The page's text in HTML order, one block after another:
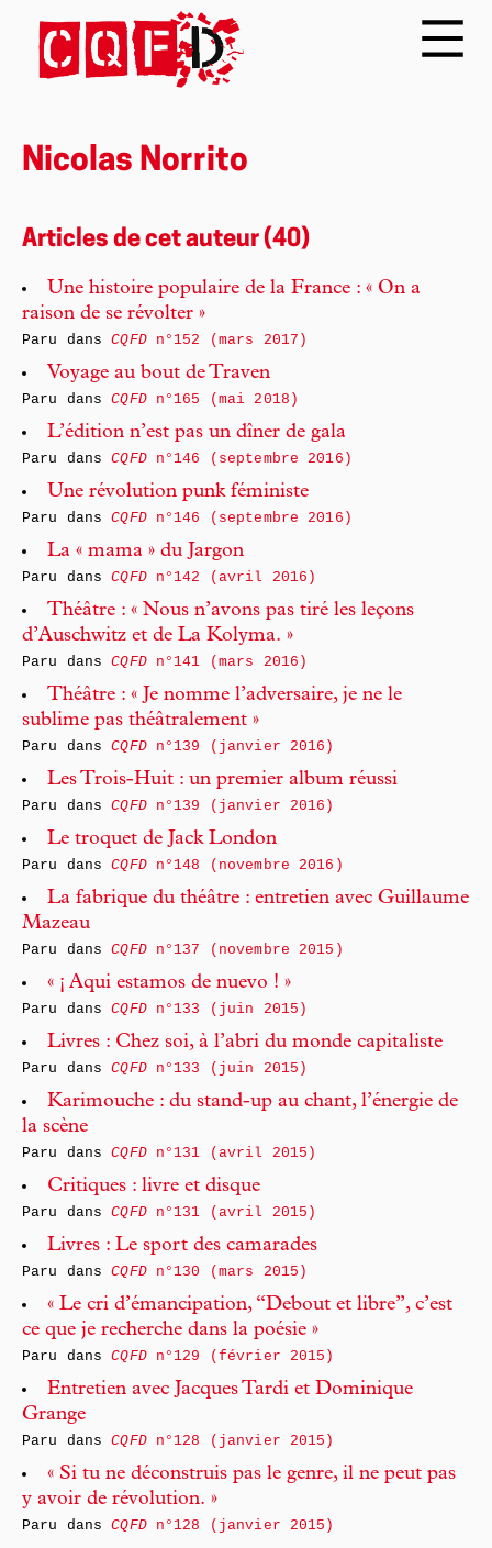
Nicolas Norrito
Articles de cet auteur (40)
Une histoire populaire de la France : « On a
raison de se révolter »
Paru dansCQFDn°152 (mars 2017)
Voyage au bout de Traven
Paru dansCQFDn°165 (mai 2018)
L’édition n’est pas un dîner de gala
Paru dansCQFDn°146 (septembre 2016)
Une révolution punk féministe
Paru dansCQFDn°146 (septembre 2016)
La « mama » du Jargon
Paru dansCQFDn°142 (avril 2016)
Théâtre : « Nous n’avons pas tiré les leçons
d’Auschwitz et de La Kolyma. »
Paru dansCQFDn°141 (mars 2016)
Théâtre : « Je nomme l’adversaire, je ne le
sublime pas théâtralement »
Paru dansCQFDn°139 (janvier 2016)
Les Trois-Huit : un premier album réussi
Paru dansCQFDn°139 (janvier 2016)
Le troquet de Jack London
Paru dansCQFDn°148 (novembre 2016)
La fabrique du théâtre : entretien avec Guillaume
Mazeau
Paru dansCQFDn°137 (novembre 2015)
« ¡ Aqui estamos de nuevo ! »
Paru dansCQFDn°133 (juin 2015)
Livres : Chez soi, à l’abri du monde capitaliste
Paru dansCQFDn°133 (juin 2015)
Karimouche : du stand-up au chant, l’énergie de
la scène
Paru dansCQFDn°131 (avril 2015)
Critiques : livre et disque
Paru dansCQFDn°131 (avril 2015)
Livres : Le sport des camarades
Paru dansCQFDn°130 (mars 2015)
« Le cri d’émancipation, “Debout et libre”, c’est
ce que je recherche dans la poésie »
Paru dansCQFDn°129 (février 2015)
Entretien avec Jacques Tardi et Dominique
Grange
Paru dansCQFDn°128 (janvier 2015)
« Si tu ne déconstruis pas le genre, il ne peut pas
y avoir de révolution. »
Paru dansCQFDn°128 (janvier 2015)